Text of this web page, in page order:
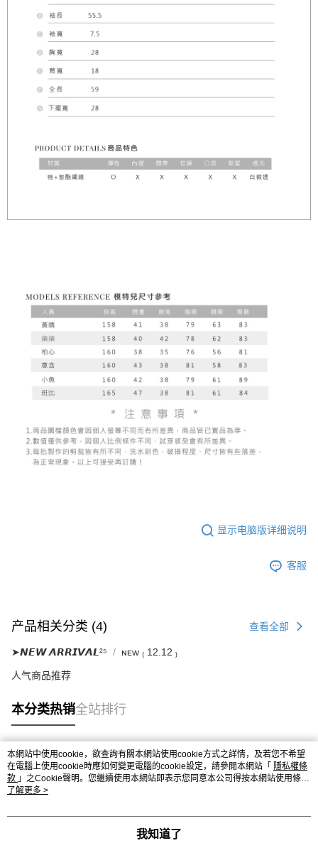
显示电脑版详细说明
客服
产品相关分类 (4) 查看全部
➤𝙉𝙀𝙒 𝘼𝙍𝙍𝙄𝙑𝘼𝙇²⁵ ɴᴇᴡ ₍ 12.12 ₎
人气商品推荐
本分类热销全站排行
热门标签
本網站中使用cookie，欲查詢有關本網站使用cookie方式之詳情，及若您不希望
在電腦上使用cookie時應如何變更電腦的cookie設定，請參閱本網站「 隱私權條
款 」之Cookie聲明。您繼續使用本網站即表示您同意本公司得按本網站使用條款
之Cookie聲明使用cookie。
了解更多 >
我知道了